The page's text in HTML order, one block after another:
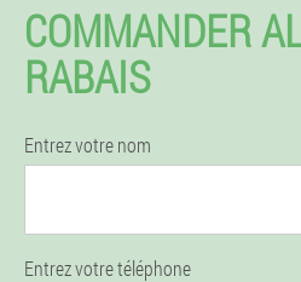
COMMANDER
RABAIS
Entrez votre nom
Entrez votre téléphone